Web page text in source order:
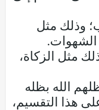
وذلك مثل
الشهوات.
مثل الزكاة،
الله بظله
هذا التقسيم،